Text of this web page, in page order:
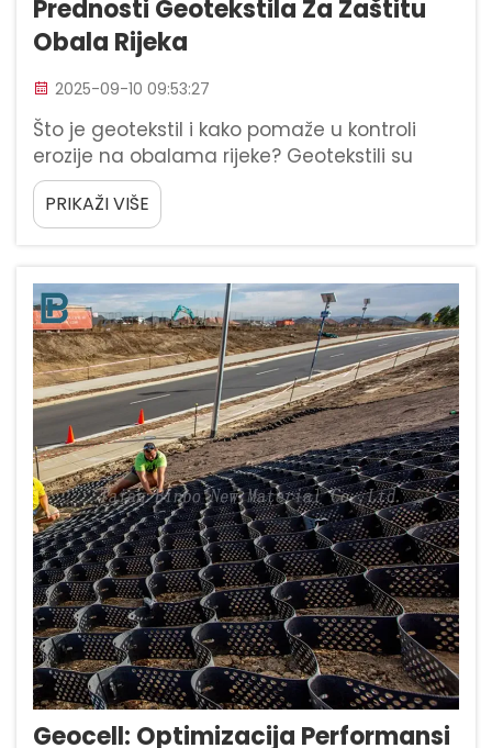
Prednosti Geotekstila Za Zaštitu
Obala Rijeka
2025-09-10 09:53:27
Što je geotekstil i kako pomaže u kontroli
erozije na obalama rijeke? Geotekstili su
zapravo sintetičke tkanine koje propuštaju
vodu, ali zadržavaju tlo na mjestu, osobito
korisne tamo gdje je erozija veliki problem.
PRIKAŽI VIŠE
Geocell: Optimizacija Performansi